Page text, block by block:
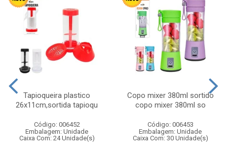
Tapioqueira plastico
26x11cm,sortida tapioqu
Código: 006452
Embalagem: Unidade
Caixa Com: 24 Unidade(s)
Copo mixer 380ml sortido
copo mixer 380ml so
Código: 006453
Embalagem: Unidade
Caixa Com: 30 Unidade(s)